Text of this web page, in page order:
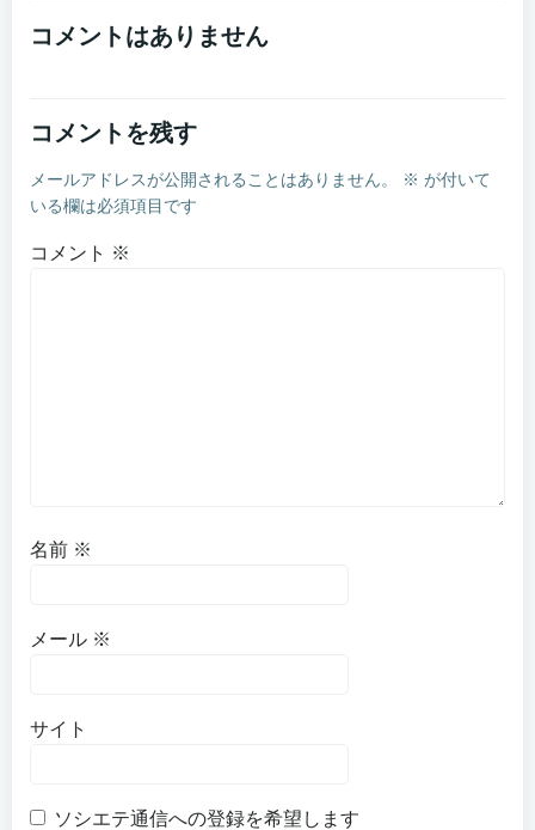
コメントはありません
コメントを残す
メールアドレスが公開されることはありません。 ※ が付いて
いる欄は必須項目です
コメント ※
名前 ※
メール ※
サイト
ソシエテ通信への登録を希望します